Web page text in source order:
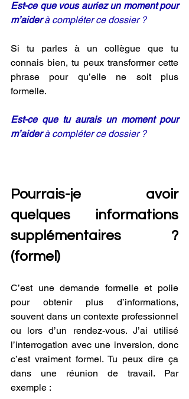
Est-ce que vous auriez un moment pour
m’aider à compléter ce dossier ?
Si tu parles à un collègue que tu
connais bien, tu peux transformer cette
phrase pour qu’elle ne soit plus
formelle.
Est-ce que tu aurais un moment pour
m’aider à compléter ce dossier ?
Pourrais-je avoir
quelques informations
supplémentaires ?
(formel)
C’est une demande formelle et polie
pour obtenir plus d’informations,
souvent dans un contexte professionnel
ou lors d’un rendez-vous. J’ai utilisé
l’interrogation avec une inversion, donc
c’est vraiment formel. Tu peux dire ça
dans une réunion de travail. Par
exemple :